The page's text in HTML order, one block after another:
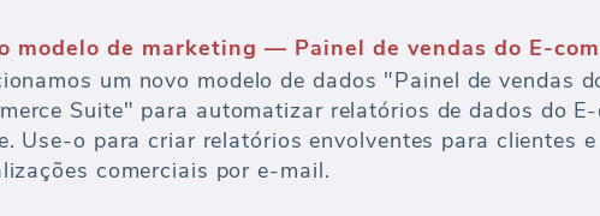
modelo de marketing — Painel de vendas do E-
um novo modelo de dados "Painel de vendas
Suite" para automatizar relatórios de dados do
Use-o para criar relatórios envolventes para clientes
comerciais por e-mail.